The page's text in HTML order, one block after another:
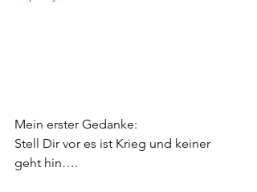
Mein erster Gedanke:
Stell Dir vor es ist Krieg und keiner
geht hin….